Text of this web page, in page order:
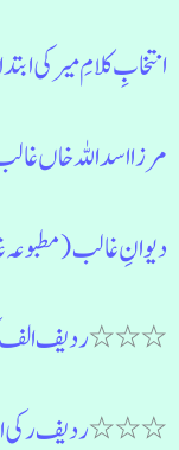
انتخابِ کلامِ میر کی
مرزا اسد اللہ خاں
دیوانِ غالب
٭٭٭ردیف الف
٭٭٭ردیف ر کی